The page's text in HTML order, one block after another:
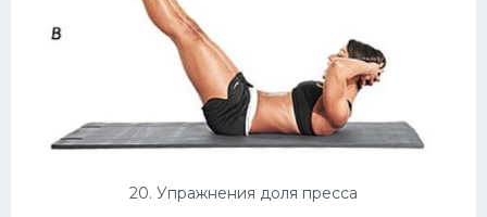
20. Упражнения доля пресса